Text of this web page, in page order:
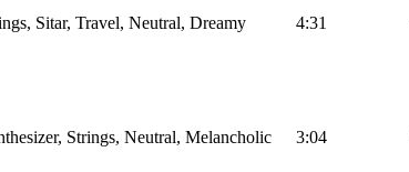
Sitar, Travel, Neutral, Dreamy 4:31
Strings, Neutral, Melancholic 3:04